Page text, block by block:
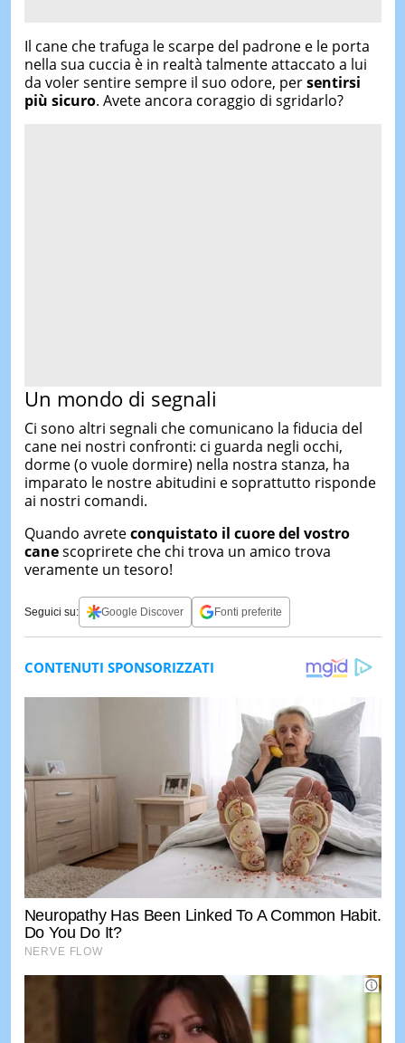
Il cane che trafuga le scarpe del padrone e le porta
nella sua cuccia è in realtà talmente attaccato a lui
da voler sentire sempre il suo odore, persentirsi
più sicuro. Avete ancora coraggio di sgridarlo?
Un mondo di segnali
Ci sono altri segnali che comunicano la fiducia del
cane nei nostri confronti: ci guarda negli occhi,
dorme (o vuole dormire) nella nostra stanza, ha
imparato le nostre abitudini e soprattutto risponde
ai nostri comandi.
Quando avreteconquistato il cuore del vostro
canescoprirete che chi trova un amico trova
veramente un tesoro!
Seguici su: Google Discover Fonti preferite